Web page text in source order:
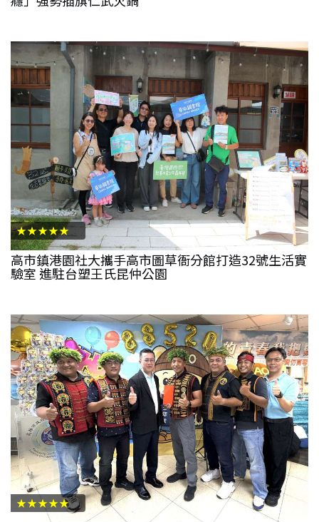
★★★★★
高市鎮港園社大攜手高市圖草衙分館打造32號生活實
驗室 進駐台塑王氏昆仲公園
★★★★★